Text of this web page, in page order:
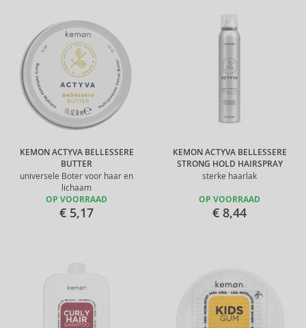
KEMON ACTYVA BELLESSERE
BUTTER
universele Boter voor haar en
lichaam
OP VOORRAAD
€ 5,17
KEMON ACTYVA BELLESSERE
STRONG HOLD HAIRSPRAY
sterke haarlak
OP VOORRAAD
€ 8,44